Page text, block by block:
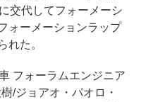
交代してフォーメーシ
ォーメーションラップ
れた。
フォーラムエンジニア
/ジョアオ・パオロ・